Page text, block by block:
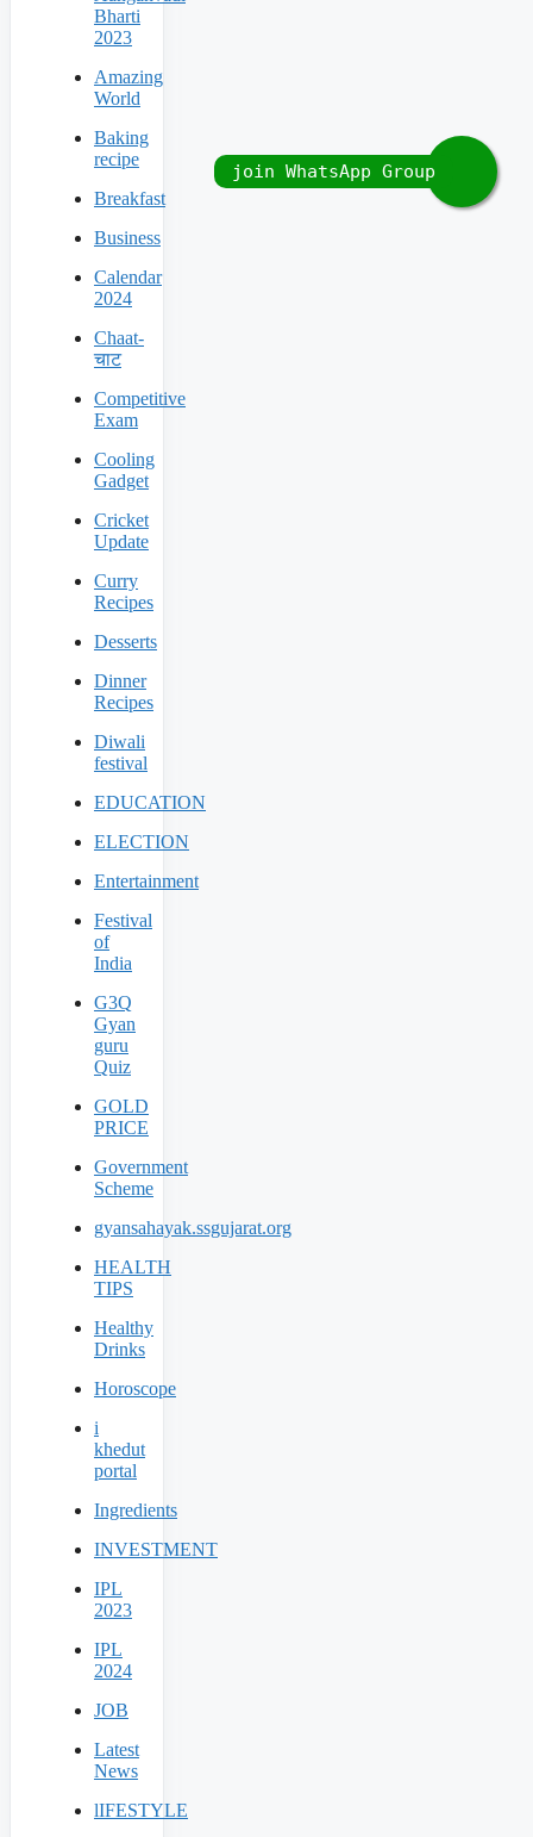
Bharti
2023
Amazing
World
Baking
recipe
Breakfast
Business
Calendar
2024
Chaat-
चाट
Competitive
Exam
Cooling
Gadget
Cricket
Update
Curry
Recipes
Desserts
Dinner
Recipes
Diwali
festival
EDUCATION
ELECTION
Entertainment
Festival
of
India
G3Q
Gyan
guru
Quiz
GOLD
PRICE
Government
Scheme
gyansahayak.ssgujarat.org
HEALTH
TIPS
Healthy
Drinks
Horoscope
i
khedut
portal
Ingredients
INVESTMENT
IPL
2023
IPL
2024
JOB
Latest
News
lIFESTYLE